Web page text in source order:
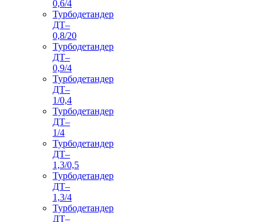
0,6/4
Турбодетандер
ДТ–
0,8/20
Турбодетандер
ДТ–
0,9/4
Турбодетандер
ДТ–
1/0,4
Турбодетандер
ДТ–
1/4
Турбодетандер
ДТ–
1,3/0,5
Турбодетандер
ДТ–
1,3/4
Турбодетандер
ДТ–